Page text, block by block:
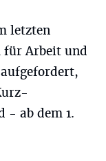
letzten
für Arbeit und
- ab dem 1.